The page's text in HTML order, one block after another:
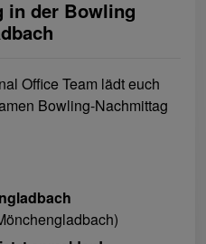
in der Bowling
Office Team lädt euch
Bowling-Nachmittag